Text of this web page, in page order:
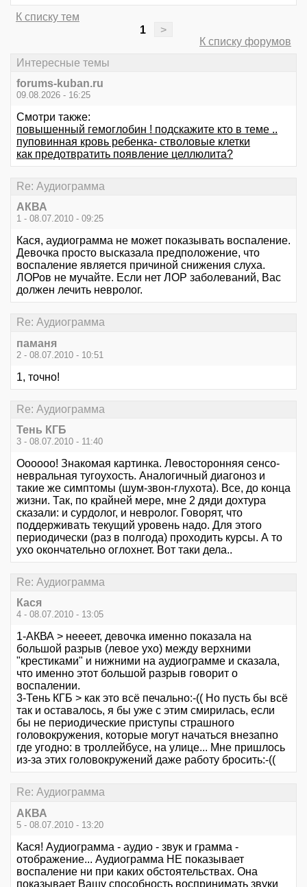
К списку тем
1
>
К списку форумов
Интересные темы
forums-kuban.ru
09.08.2026 - 16:25
Смотри также:
повышенный гемоглобин ! подскажите кто в теме ..
пуповинная кровь ребенка- стволовые клетки
как предотвратить появление целлюлита?
Re: Аудиограмма
АКВА
1 - 08.07.2010 - 09:25
Кася, аудиограмма не может показывать воспаление.
Девочка просто высказала предположение, что
воспаление является причиной снижения слуха.
ЛОРов не мучайте. Если нет ЛОР заболеваний, Вас
должен лечить невролог.
Re: Аудиограмма
паманя
2 - 08.07.2010 - 10:51
1, точно!
Re: Аудиограмма
Тень КГБ
3 - 08.07.2010 - 11:40
Оооооо! Знакомая картинка. Левосторонняя сенсо-
невральная тугоухость. Аналогичный диагоноз и
такие же симптомы (шум-звон-глухота). Все, до конца
жизни. Так, по крайней мере, мне 2 дяди дохтура
сказали: и сурдолог, и невролог. Говорят, что
поддерживать текущий уровень надо. Для этого
периодически (раз в полгода) проходить курсы. А то
ухо окончательно оглохнет. Вот таки дела..
Re: Аудиограмма
Кася
4 - 08.07.2010 - 13:05
1-АКВА > неееет, девочка именно показала на
большой разрыв (левое ухо) между верхними
"крестиками" и нижними на аудиограмме и сказала,
что именно этот большой разрыв говорит о
воспалении.
3-Тень КГБ > как это всё печально:-(( Но пусть бы всё
так и оставалось, я бы уже с этим смирилась, если
бы не периодические приступы страшного
головокружения, которые могут начаться внезапно
где угодно: в троллейбусе, на улице... Мне пришлось
из-за этих головокружений даже работу бросить:-((
Re: Аудиограмма
АКВА
5 - 08.07.2010 - 13:20
Кася! Аудиограмма - аудио - звук и грамма -
отображение... Аудиограмма НЕ показывает
воспаление ни при каких обстоятельствах. Она
показывает Вашу способность воспринимать звуки